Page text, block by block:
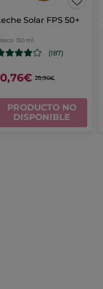
Solar FPS 50+
150 ml
(187)
26,90€
PRODUCTO NO
DISPONIBLE